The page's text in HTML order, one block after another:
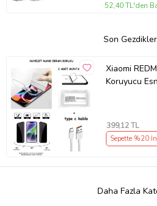
52,40 TL'den
Son
Xiaomi
Koruyucu Esnek MAT HAYALET +
399,12 TL
Sepette %20
Daha Fazla